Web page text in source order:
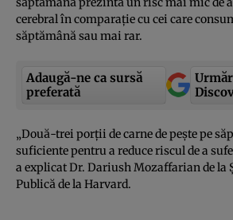
cerebral în comparaţie cu cei care
săptămână sau mai rar.
Adaugă-ne ca sursă
preferată
„Două-trei porţii de carne de peşte pe
suficiente pentru a reduce riscul de a
a explicat Dr. Dariush Mozaffarian de la
Publică de la Harvard.